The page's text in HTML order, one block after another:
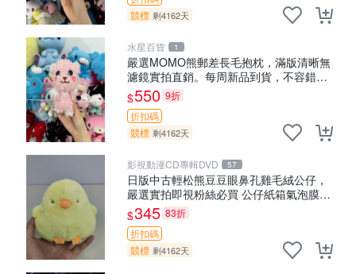
競標 剩4162天
水星百貨 1
嚴選MOMO熊郵差長毛抱枕，滿版清晰無
濾鏡實拍直銷。每周新品到貨，不容錯
過！ 郵差熊 長毛 抱枕
$550 9折
折扣碼
競標 剩4162天
影視動漫CD專輯DVD 57
日版中古輕松熊豆豆眼鼻孔雞毛絨公仔，
嚴選實拍即視粉絲必買 公仔紙箱氣泡膜精
心包裝快速發貨 輕松熊 公仔 雞毛絨
$345 83折
折扣碼
競標 剩4162天